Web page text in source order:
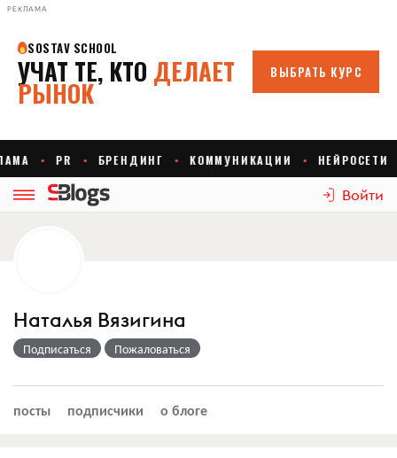
РЕКЛАМА
Войти
Наталья Вязигина
Подписаться Пожаловаться
посты подписчики о блоге